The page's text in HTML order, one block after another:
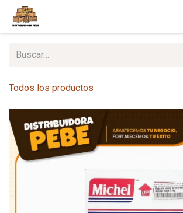
Ir al contenido
Todos los productos